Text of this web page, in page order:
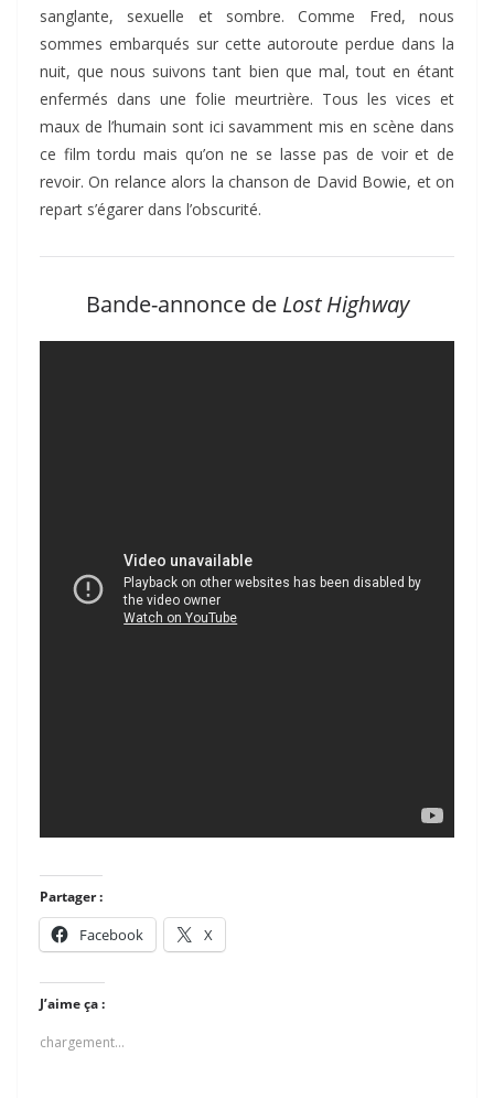
sanglante, sexuelle et sombre. Comme Fred, nous
sommes embarqués sur cette autoroute perdue dans la
nuit, que nous suivons tant bien que mal, tout en étant
enfermés dans une folie meurtrière. Tous les vices et
maux de l’humain sont ici savamment mis en scène dans
ce film tordu mais qu’on ne se lasse pas de voir et de
revoir. On relance alors la chanson de David Bowie, et on
repart s’égarer dans l’obscurité.
Bande-annonce de Lost Highway
Partager :
Facebook X
J’aime ça :
chargement…